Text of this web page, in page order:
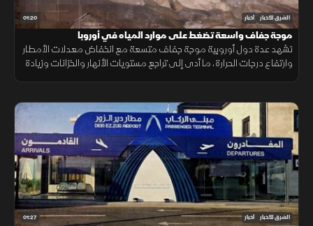
01:20 الشرق للأخبار أخبار
موجة جفاف واسعة تضغط على موارد المياه في أوروبا
تشهد عدة دول أوروبية موجة جفاف متسعة مع انخفاض معدلات الأمطار
وارتفاع درجات الحرارة، ما أدى إلى تراجع مستويات الأنهار والخزانات وزيادة
01:27 الشرق للأخبار أخبار